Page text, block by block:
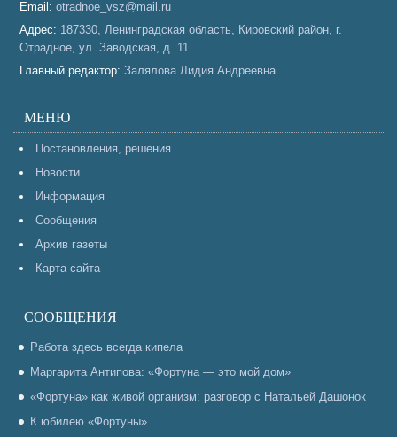
Email: otradnoe_vsz@mail.ru
Адрес: 187330, Ленинградская область, Кировский район, г.
Отрадное, ул. Заводская, д. 11
Главный редактор: Залялова Лидия Андреевна
МЕНЮ
Постановления, решения
Новости
Информация
Сообщения
Архив газеты
Карта сайта
СООБЩЕНИЯ
Работа здесь всегда кипела
Маргарита Антипова: «Фортуна — это мой дом»
«Фортуна» как живой организм: разговор с Натальей Дашонок
К юбилею «Фортуны»